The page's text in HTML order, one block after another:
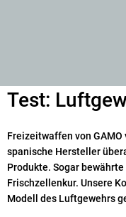
Test:
Freizeitwaffen von
spanische Hersteller
Produkte. Sogar
Frischzellenkur. Unsere
Modell des Luftgewehrs